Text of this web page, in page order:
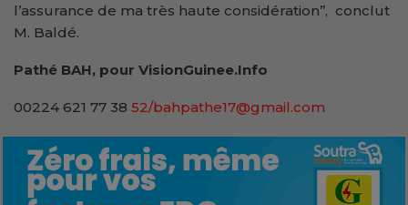
l’assurance de ma très haute considération’’, conclut
M. Baldé.
Pathé BAH, pour VisionGuinee.Info
00224 621 77 38 52/bahpathe17@gmail.com